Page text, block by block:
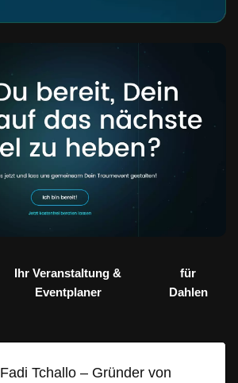
Ihr Veranstaltung &
Eventplaner
für
Dahlen
Fadi Tchallo – Gründer von